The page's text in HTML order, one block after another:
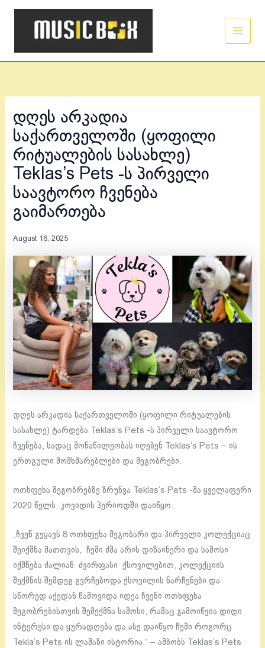
Skip
დღეს არკადია
საქართველოში (ყოფილი
რიტუალების სასახლე)
Teklas’s Pets -ს პირველი
საავტორო ჩვენება
გაიმართება
August 16, 2025
დღეს არკადია საქართველოში (ყოფილი რიტუალების
სასახლე) ტარდება Teklas’s Pets -ს პირველი საავტორო
ჩვენება, სადაც მონაწილეობას იღებენ Teklas’s Pets – ის
ერთგული მომხმარებლები და მეგობრები.
ოთხფეხა მეგობრებზე ზრუნვა Teklas’s Pets -მა ყველაფერი
2020 წელს, კოვიდის პერიოდში დაიწყო.
„ჩვენ გვყავს 8 ოთხფეხა მეგობარი და პირველი კოლექციაც
შეიქმნა მათთვის, ჩემი ძმა არის დიზაინერი და სამოსი
იქმნება ძალიან ძვირფასი ქსოვილებით, კოლექციის
შექმნის შემდეგ გვრჩებოდა ქსოვილის ნარჩენები და
სწორედ აქედან წამოვიდა იდეა ჩვენი ოთხფეხა
მეგობრებისთვის შემექმნა სამოსი, რამაც გამოიწვია დიდი
ინტერესი და ყურადღება და ასე დაიწყო ჩემი როგორც
Tekla’s Pets ის ლამაზი ისტორია.“ – ამბობს Teklas’s Pets